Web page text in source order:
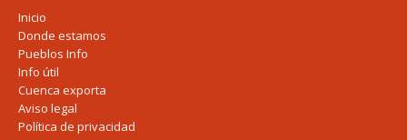
Inicio
Donde estamos
Pueblos Info
Info útil
Cuenca exporta
Aviso legal
Política de privacidad